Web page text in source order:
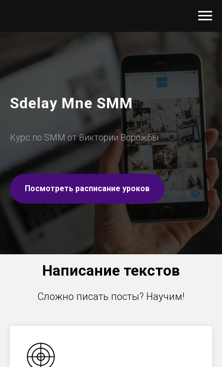
Sdelay Mne SMM
Курс по SMM от Виктории Ворожбы
Посмотреть расписание уроков
Написание текстов
Сложно писать посты? Научим!